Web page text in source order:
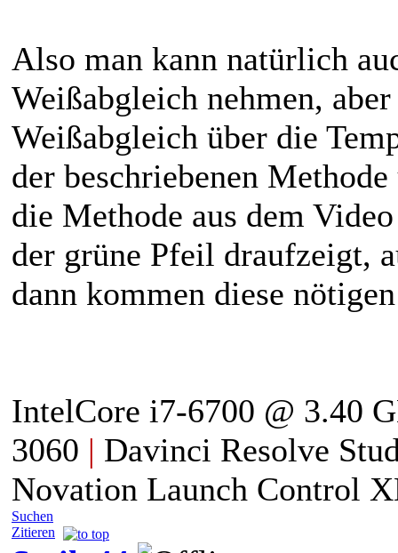
Also man kann natürlich
Weißabgleich nehmen,
Weißabgleich über die
der beschriebenen
die Methode aus dem
der grüne Pfeil draufzeigt,
dann kommen diese
IntelCore i7-6700 @ 3.40
3060 | Davinci Resolve
Novation Launch Control
Suchen
Zitieren